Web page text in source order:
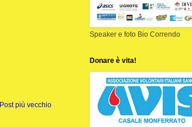
Post più vecchio
Speaker e foto Bio Correndo
Donare è vita!